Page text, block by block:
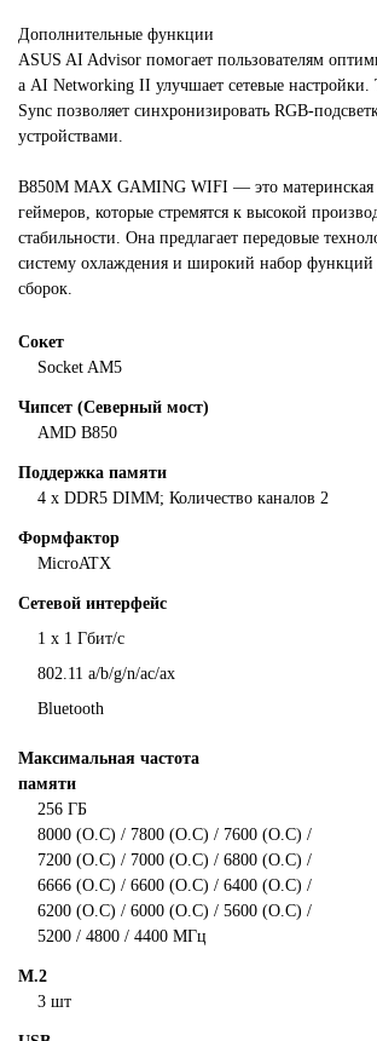
Дополнительные функции
ASUS AI Advisor помогает пользователям
а AI Networking II улучшает сетевые настройки.
Sync позволяет синхронизировать RGB-
устройствами.
B850M MAX GAMING WIFI — это материнская
геймеров, которые стремятся к высокой
стабильности. Она предлагает передовые
систему охлаждения и широкий набор функций
сборок.
Сокет
Socket AM5
Чипсет (Северный мост)
AMD B850
Поддержка памяти
4 x DDR5 DIMM; Количество каналов 2
Формфактор
MicroATX
Сетевой интерфейс
1 х 1 Гбит/с
802.11 a/b/g/n/ac/ax
Bluetooth
Максимальная частота
памяти
256 ГБ
8000 (O.C) / 7800 (O.C) / 7600 (O.C) /
7200 (O.C) / 7000 (O.C) / 6800 (O.C) /
6666 (O.C) / 6600 (O.C) / 6400 (O.C) /
6200 (O.C) / 6000 (O.C) / 5600 (O.C) /
5200 / 4800 / 4400 МГц
M.2
3 шт